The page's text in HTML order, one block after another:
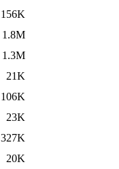
156K
1.8M
1.3M
21K
106K
23K
327K
20K